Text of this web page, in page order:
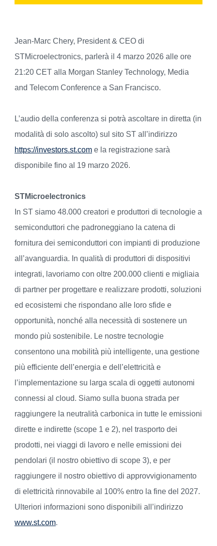
Jean-Marc Chery, President & CEO di
STMicroelectronics, parlerà il 4 marzo 2026 alle ore
21:20 CET alla Morgan Stanley Technology, Media
and Telecom Conference a San Francisco.
L’audio della conferenza si potrà ascoltare in diretta (in
modalità di solo ascolto) sul sito ST all’indirizzo
https://investors.st.com e la registrazione sarà
disponibile fino al 19 marzo 2026.
STMicroelectronics
In ST siamo 48.000 creatori e produttori di tecnologie a
semiconduttori che padroneggiano la catena di
fornitura dei semiconduttori con impianti di produzione
all’avanguardia. In qualità di produttori di dispositivi
integrati, lavoriamo con oltre 200.000 clienti e migliaia
di partner per progettare e realizzare prodotti, soluzioni
ed ecosistemi che rispondano alle loro sfide e
opportunità, nonché alla necessità di sostenere un
mondo più sostenibile. Le nostre tecnologie
consentono una mobilità più intelligente, una gestione
più efficiente dell’energia e dell’elettricità e
l’implementazione su larga scala di oggetti autonomi
connessi al cloud. Siamo sulla buona strada per
raggiungere la neutralità carbonica in tutte le emissioni
dirette e indirette (scope 1 e 2), nel trasporto dei
prodotti, nei viaggi di lavoro e nelle emissioni dei
pendolari (il nostro obiettivo di scope 3), e per
raggiungere il nostro obiettivo di approvvigionamento
di elettricità rinnovabile al 100% entro la fine del 2027.
Ulteriori informazioni sono disponibili all’indirizzo
www.st.com.